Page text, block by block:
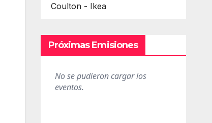
Coulton - Ikea
Próximas Emisiones